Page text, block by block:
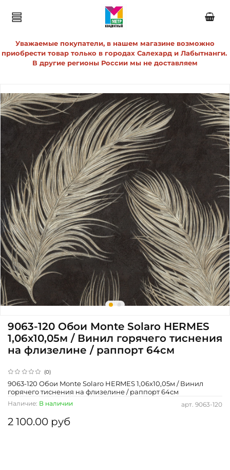
Уважаемые покупатели, в нашем магазине возможно
приобрести товар только в городах Салехард и Лабытнанги.
В другие регионы России мы не доставляем
(0)
арт. 9063-120
Наличие: В наличии
9063-120 Обои Monte Solaro HERMES
1,06х10,05м / Винил горячего тиснения
на флизелине / раппорт 64см
2 100.00 руб
9063-120 Обои Monte Solaro HERMES 1,06х10,05м / Винил
горячего тиснения на флизелине / раппорт 64см